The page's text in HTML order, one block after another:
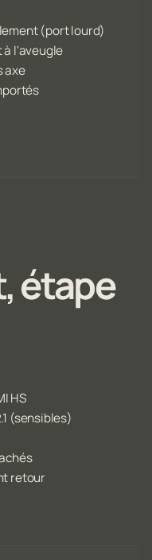
(port lourd)
à l'aveugle
axe
étape
HS
(sensibles)
retour